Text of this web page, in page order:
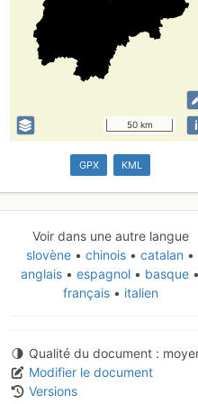
50 km i
GPX KML
Voir dans une autre langue
slovène
chinois
catalan
anglais
espagnol
basque
français
italien
Qualité du document
Modifier le document
Versions